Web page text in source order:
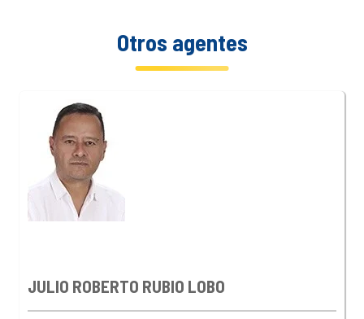
Otros agentes
JULIO ROBERTO RUBIO LOBO